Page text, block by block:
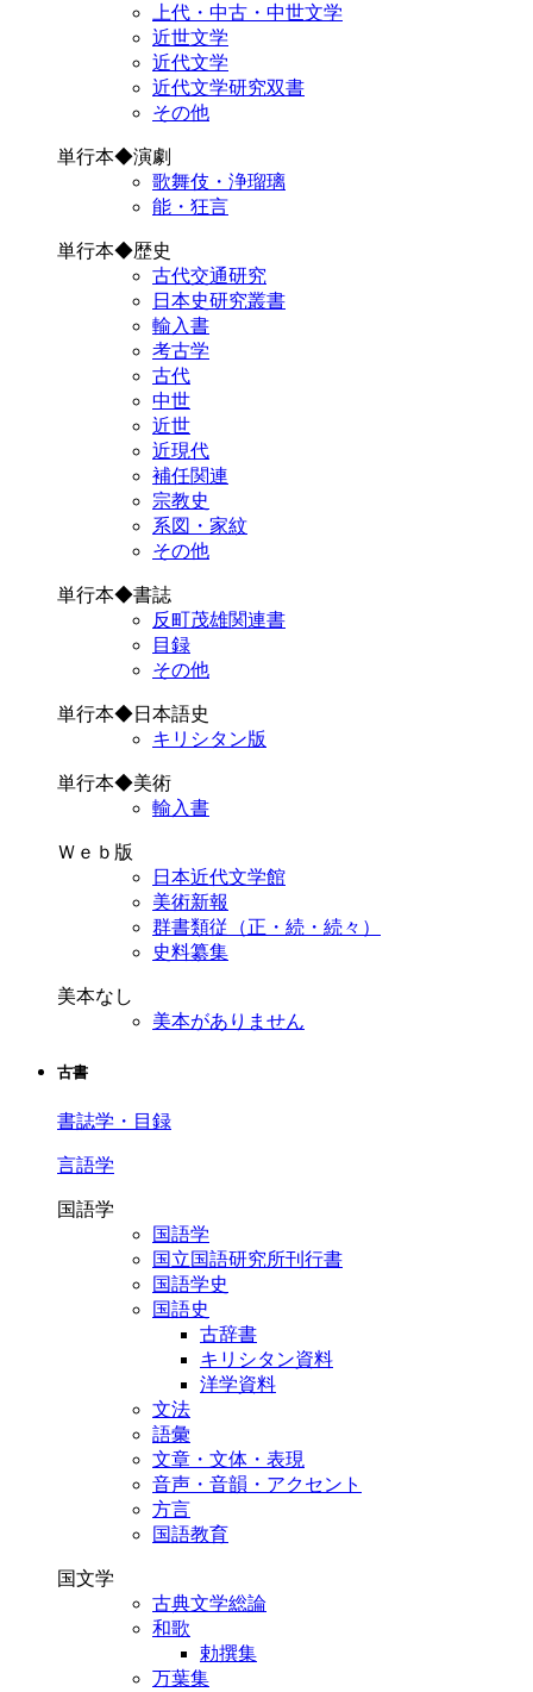
上代・中古・中世文学
近世文学
近代文学
近代文学研究双書
その他
単行本◆演劇
歌舞伎・浄瑠璃
能・狂言
単行本◆歴史
古代交通研究
日本史研究叢書
輸入書
考古学
古代
中世
近世
近現代
補任関連
宗教史
系図・家紋
その他
単行本◆書誌
反町茂雄関連書
目録
その他
単行本◆日本語史
キリシタン版
単行本◆美術
輸入書
Ｗｅｂ版
日本近代文学館
美術新報
群書類従（正・続・続々）
史料纂集
美本なし
美本がありません
古書
書誌学・目録
言語学
国語学
国語学
国立国語研究所刊行書
国語学史
国語史
古辞書
キリシタン資料
洋学資料
文法
語彙
文章・文体・表現
音声・音韻・アクセント
方言
国語教育
国文学
古典文学総論
和歌
勅撰集
万葉集